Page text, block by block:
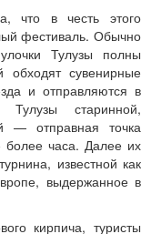
что в честь этого
фестиваль. Обычно
Тулузы полны
обходят сувенирные
и отправляются в
Тулузы старинной,
— отправная точка
более часа. Далее их
известной как
выдержанное в
кирпича, туристы